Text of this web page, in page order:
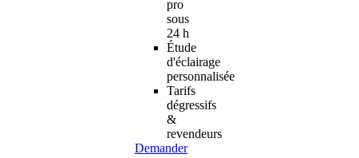
pro
sous
24 h
Étude
d'éclairage
personnalisée
Tarifs
dégressifs
&
revendeurs
Demander